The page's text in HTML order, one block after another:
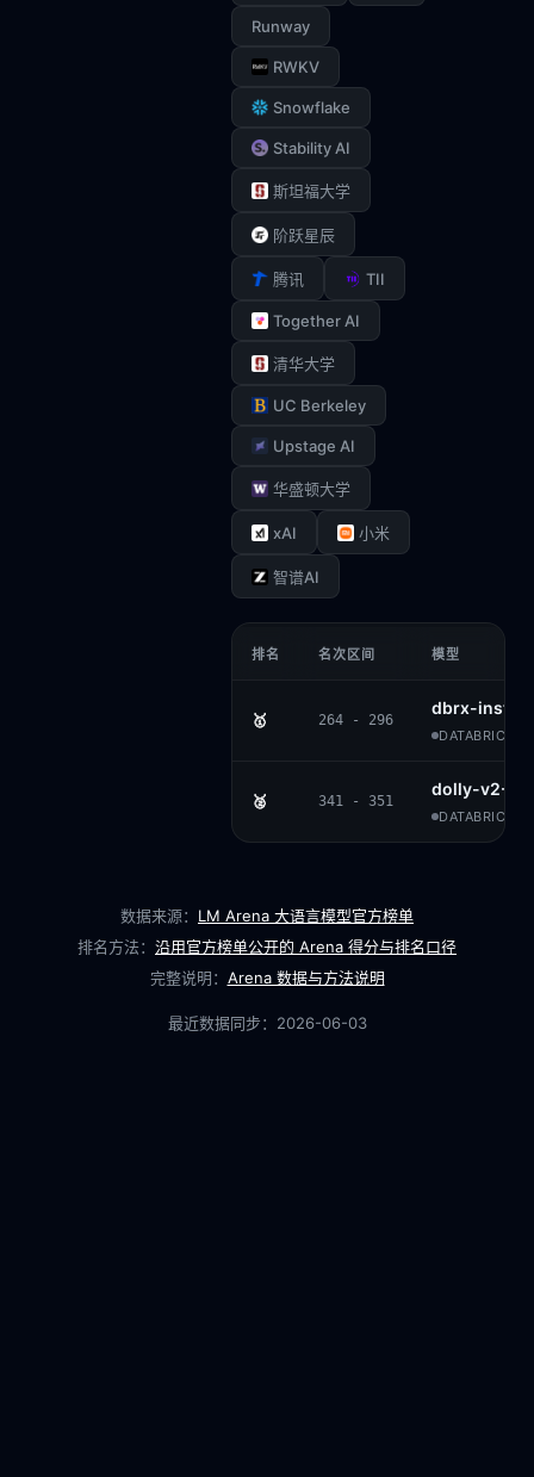
Runway
RWKV
Snowflake
Stability AI
斯坦福大学
阶跃星辰
腾讯 TII
Together AI
清华大学
UC Berkeley
Upstage AI
华盛顿大学
xAI 小米
智谱AI
排名 名次区间 模型
🥇 264 - 296
dbrx-
DATABRICKS
🥈 341 - 351
dolly-v2-
DATABRICKS
数据来源： LM Arena 大语言模型官方榜单
排名方法： 沿用官方榜单公开的 Arena 得分与排名口径
完整说明： Arena 数据与方法说明
最近数据同步： 2026-06-03